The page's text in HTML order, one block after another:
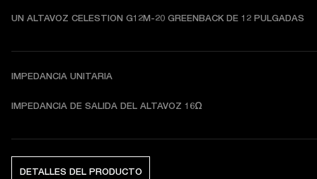
UN ALTAVOZ CELESTION G12M-20 GREENBACK DE 12 PULGADAS
IMPEDANCIA UNITARIA
IMPEDANCIA DE SALIDA DEL ALTAVOZ 16Ω
DETALLES DEL PRODUCTO